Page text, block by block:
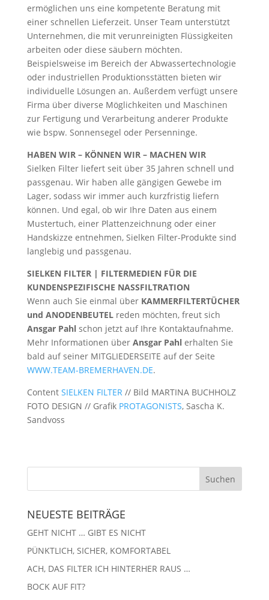
ermöglichen uns eine kompetente Beratung mit
einer schnellen Lieferzeit. Unser Team unterstützt
Unternehmen, die mit verunreinigten Flüssigkeiten
arbeiten oder diese säubern möchten.
Beispielsweise im Bereich der Abwassertechnologie
oder industriellen Produktionsstätten bieten wir
individuelle Lösungen an. Außerdem verfügt unsere
Firma über diverse Möglichkeiten und Maschinen
zur Fertigung und Verarbeitung anderer Produkte
wie bspw. Sonnensegel oder Persenninge.
HABEN WIR – KÖNNEN WIR – MACHEN WIR
Sielken Filter liefert seit über 35 Jahren schnell und
passgenau. Wir haben alle gängigen Gewebe im
Lager, sodass wir immer auch kurzfristig liefern
können. Und egal, ob wir Ihre Daten aus einem
Mustertuch, einer Plattenzeichnung oder einer
Handskizze entnehmen, Sielken Filter-Produkte sind
langlebig und passgenau.
SIELKEN FILTER | FILTERMEDIEN FÜR DIE
KUNDENSPEZIFISCHE NASSFILTRATION
Wenn auch Sie einmal über KAMMERFILTERTÜCHER
und ANODENBEUTELreden möchten, freut sich
Ansgar Pahlschon jetzt auf Ihre Kontaktaufnahme.
Mehr Informationen über Ansgar Pahl erhalten Sie
bald auf seiner MITGLIEDERSEITE auf der Seite
WWW.TEAM-BREMERHAVEN.DE.
Content SIELKEN FILTER// Bild MARTINA BUCHHOLZ
FOTO DESIGN // Grafik PROTAGONISTS, Sascha K.
Sandvoss
NEUESTE BEITRÄGE
GEHT NICHT … GIBT ES NICHT
PÜNKTLICH, SICHER, KOMFORTABEL
ACH, DAS FILTER ICH HINTERHER RAUS …
BOCK AUF FIT?